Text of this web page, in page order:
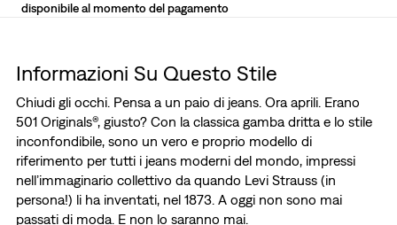
disponibile al momento del pagamento
Informazioni Su Questo Stile
Chiudi gli occhi. Pensa a un paio di jeans. Ora aprili. Erano
501 Originals®, giusto? Con la classica gamba dritta e lo stile
inconfondibile, sono un vero e proprio modello di
riferimento per tutti i jeans moderni del mondo, impressi
nell’immaginario collettivo da quando Levi Strauss (in
persona!) li ha inventati, nel 1873. A oggi non sono mai
passati di moda. E non lo saranno mai.